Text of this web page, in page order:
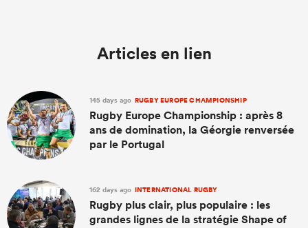
Articles en lien
145 days ago RUGBY EUROPE CHAMPIONSHIP
Rugby Europe Championship : après 8
ans de domination, la Géorgie renversée
par le Portugal
162 days ago INTERNATIONAL RUGBY
Rugby plus clair, plus populaire : les
grandes lignes de la stratégie Shape of